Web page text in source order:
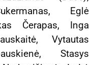
Eglė
Čerapas, Inga
Vytautas
Stasys